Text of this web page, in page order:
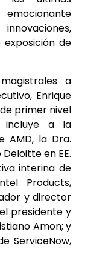
de
a
Enrique
primer nivel
incluye a la
AMD, la Dra.
en EE.
interina de
Products,
y director
presidente y
Amon; y
ServiceNow,